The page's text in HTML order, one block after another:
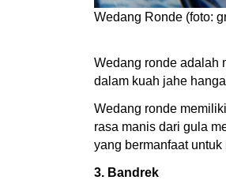
Wedang Ronde (foto:
Wedang ronde adalah
dalam kuah jahe
Wedang ronde
rasa manis dari gula
yang bermanfaat
3. Bandrek